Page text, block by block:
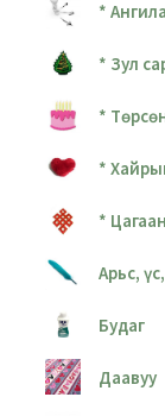
*
* Зул
*
*
*
Арьс,
Будаг
Даавуу